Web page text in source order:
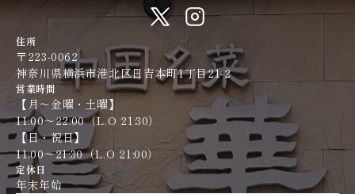
住所
〒223-0062
神奈川県横浜市港北区日吉本町1丁目21-2
営業時間
【月〜金曜・土曜】
11:00～22:00（L.O 21:30）​​​​​​​
【日・祝日】
11:00～21:30（L.O 21:00）​​​​​​​
定休日
年末年始